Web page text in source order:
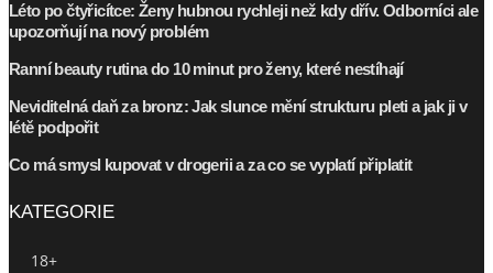
Léto po čtyřicítce: Ženy hubnou rychleji než kdy dřív. Odborníci ale
upozorňují na nový problém
Ranní beauty rutina do 10 minut pro ženy, které nestíhají
Neviditelná daň za bronz: Jak slunce mění strukturu pleti a jak ji v
létě podpořit
Co má smysl kupovat v drogerii a za co se vyplatí připlatit
KATEGORIE
18+